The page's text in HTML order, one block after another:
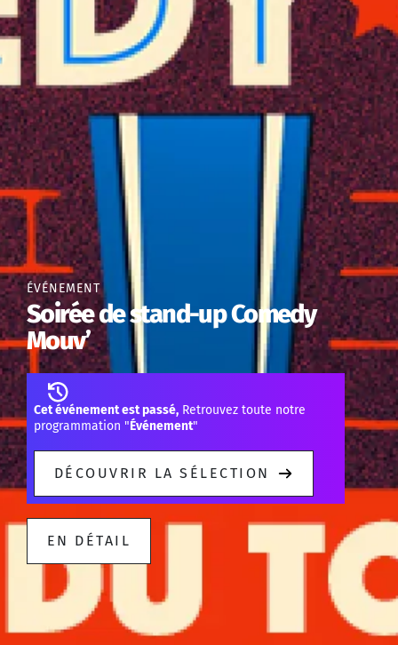
ÉVÉNEMENT
Soirée de stand-up Comedy
Mouv’
Cet événement est passé, Retrouvez toute notre
programmation "Événement"
DÉCOUVRIR LA SÉLECTION
EN DÉTAIL